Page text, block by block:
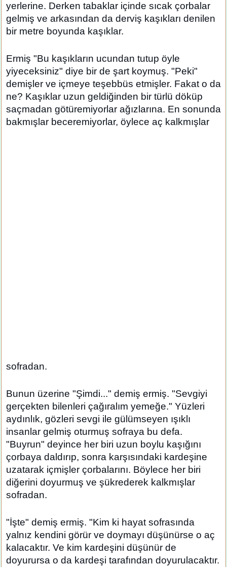
yerlerine. Derken tabaklar içinde sıcak çorbalar
gelmiş ve arkasından da derviş kaşıkları denilen
bir metre boyunda kaşıklar.
Ermiş "Bu kaşıkların ucundan tutup öyle
yiyeceksiniz" diye bir de şart koymuş. "Peki"
demişler ve içmeye teşebbüs etmişler. Fakat o da
ne? Kaşıklar uzun geldiğinden bir türlü döküp
saçmadan götüremiyorlar ağızlarına. En sonunda
bakmışlar beceremiyorlar, öylece aç kalkmışlar
sofradan.
Bunun üzerine "Şimdi..." demiş ermiş. "Sevgiyi
gerçekten bilenleri çağıralım yemeğe." Yüzleri
aydınlık, gözleri sevgi ile gülümseyen ışıklı
insanlar gelmiş oturmuş sofraya bu defa.
"Buyrun" deyince her biri uzun boylu kaşığını
çorbaya daldırıp, sonra karşısındaki kardeşine
uzatarak içmişler çorbalarını. Böylece her biri
diğerini doyurmuş ve şükrederek kalkmışlar
sofradan.
"İşte" demiş ermiş. "Kim ki hayat sofrasında
yalnız kendini görür ve doymayı düşünürse o aç
kalacaktır. Ve kim kardeşini düşünür de
doyurursa o da kardeşi tarafından doyurulacaktır.